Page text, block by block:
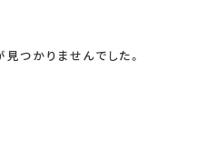
つかりませんでした。